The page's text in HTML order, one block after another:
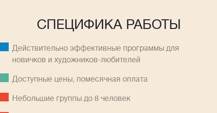
СПЕЦИФИКА РАБОТЫ
Действительно эффективные программы для
новичков и художников-любителей
Доступные цены, помесячная оплатa
Небольшие группы до 8 человек